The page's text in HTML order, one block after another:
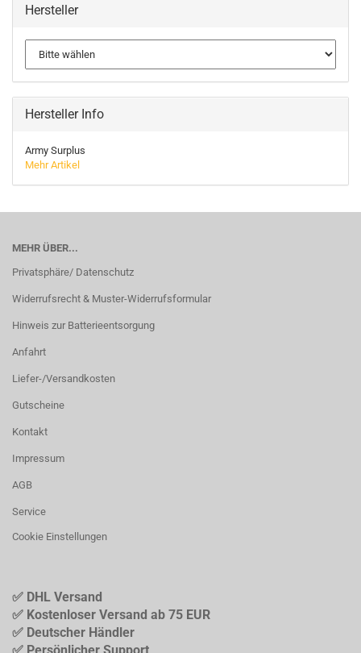
Hersteller
Hersteller Info
Army Surplus
Mehr Artikel
MEHR ÜBER...
Privatsphäre/ Datenschutz
Widerrufsrecht & Muster-Widerrufsformular
Hinweis zur Batterieentsorgung
Anfahrt
Liefer-/Versandkosten
Gutscheine
Kontakt
Impressum
AGB
Service
Cookie Einstellungen
✅ DHL Versand
✅ Kostenloser Versand ab 75 EUR
✅ Deutscher Händler